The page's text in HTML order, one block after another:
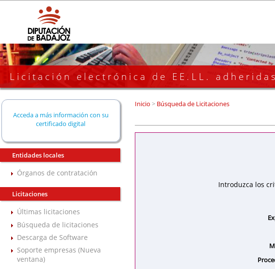
Licitación electrónica de EE.LL.
Acceda a más información con su
certificado digital
Entidades locales
Órganos de contratación
Licitaciones
Últimas licitaciones
Búsqueda de licitaciones
Descarga de Software
Soporte empresas (Nueva
ventana)
Inicio >Búsqueda de Licitaciones
Introduzca los